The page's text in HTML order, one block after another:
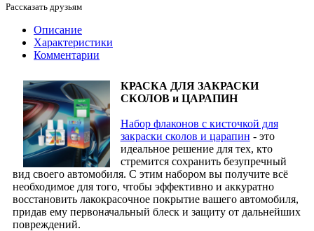
Рассказать друзьям
Описание
Характеристики
Комментарии
КРАСКА ДЛЯ ЗАКРАСКИ
СКОЛОВ и ЦАРАПИН
Набор флаконов с кисточкой для
закраски сколов и царапин - это
идеальное решение для тех, кто
стремится сохранить безупречный
вид своего автомобиля. С этим набором вы получите всё
необходимое для того, чтобы эффективно и аккуратно
восстановить лакокрасочное покрытие вашего автомобиля,
придав ему первоначальный блеск и защиту от дальнейших
повреждений.